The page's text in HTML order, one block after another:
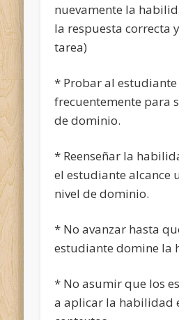
nuevamente la
la respuesta correcta
tarea)
* Probar al estudiante
frecuentemente para
de dominio.
* Reenseñar la
el estudiante alcance
nivel de dominio.
* No avanzar hasta
estudiante domine la
* No asumir que los
a aplicar la habilidad